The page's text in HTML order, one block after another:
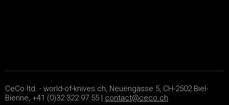
CeCo ltd. - world-of-knives.ch, Neuengasse 5, CH-2502 Biel-
Bienne, +41 (0)32 322 97 55 | contact@ceco.ch